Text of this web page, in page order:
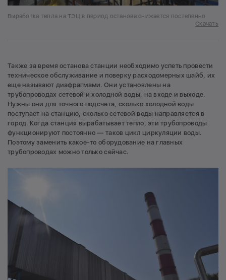
Выработка тепла на ТЭЦ в период останова снижается постепенно
Скачать
Также за время останова станции необходимо успеть провести
техническое обслуживание и поверку расходомерных шайб, их
еще называют диафрагмами. Они установлены на
трубопроводах сетевой и холодной воды, на входе и выходе.
Нужны они для точного подсчета, сколько холодной воды
поступает на станцию, сколько сетевой воды направляется в
город. Когда станция вырабатывает тепло, эти трубопроводы
функционируют постоянно — таков цикл циркуляции воды.
Поэтому заменить какое-то оборудование на главных
трубопроводах можно только сейчас.